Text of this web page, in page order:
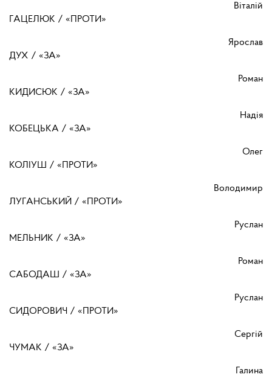
Віталій
ГАЦЕЛЮК / «ПРОТИ»
Ярослав
ДУХ / «ЗА»
Роман
КИДИСЮК / «ЗА»
Надія
КОБЕЦЬКА / «ЗА»
Олег
КОЛІУШ / «ПРОТИ»
Володимир
ЛУГАНСЬКИЙ / «ПРОТИ»
Руслан
МЕЛЬНИК / «ЗА»
Роман
САБОДАШ / «ЗА»
Руслан
СИДОРОВИЧ / «ПРОТИ»
Сергій
ЧУМАК / «ЗА»
Галина